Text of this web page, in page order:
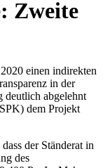
Zweite
einen indirekten
in der
deutlich abgelehnt
dem Projekt
der Ständerat in
des